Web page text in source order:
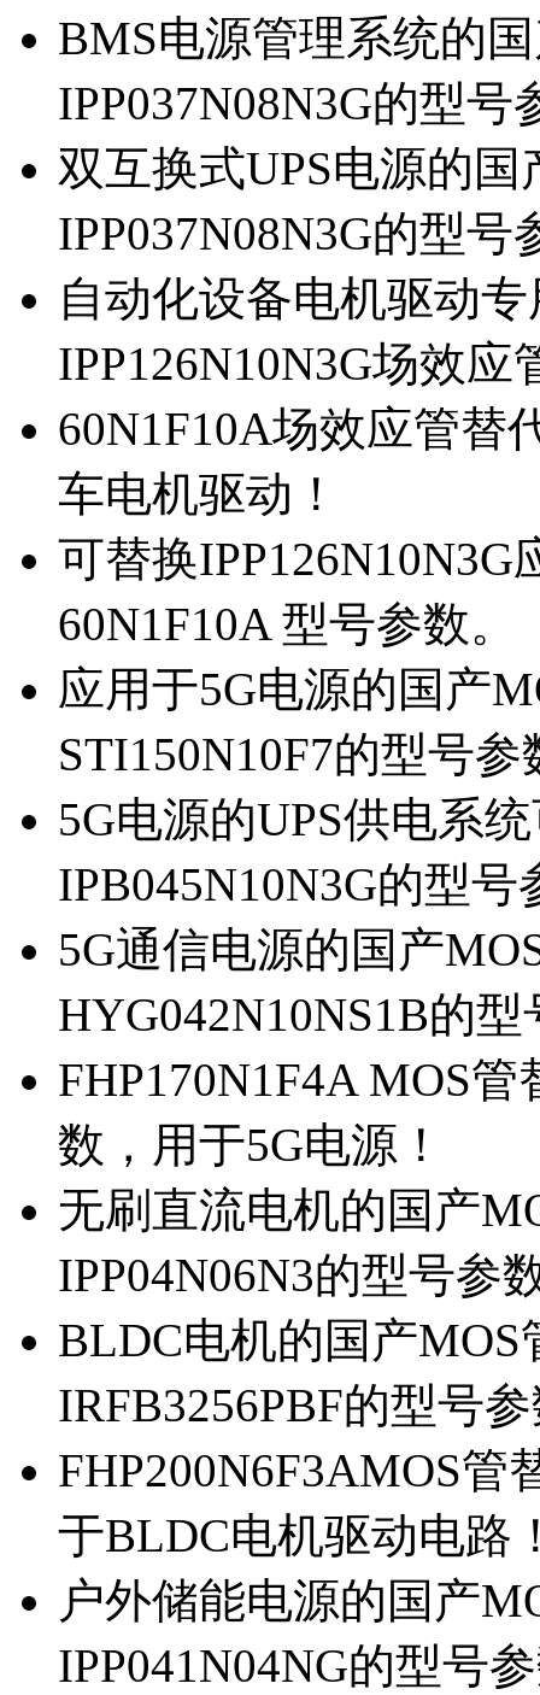
BMS电源管理系统的
IPP037N08N3G的型号
双互换式UPS电源的
IPP037N08N3G的型号
自动化设备电机驱动
IPP126N10N3G场效应
60N1F10A场效应管替
车电机驱动！
可替换
60N1F10A 型号参数。
应用于5G电源的国产
STI150N10F7的型号参
5G电源的UPS供电系
IPB045N10N3G的型号
5G通信电源的国产
HYG042N10NS1B的
FHP170N1F4A MOS
数，用于5G电源！
无刷直流电机的国产
IPP04N06N3的型号参
BLDC电机的国产MOS
IRFB3256PBF的型号
FHP200N6F3AMOS管
于BLDC电机驱动电路
户外储能电源的国产
IPP041N04NG的型号